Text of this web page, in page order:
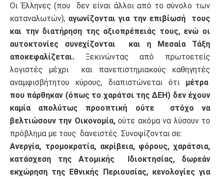
Οι Έλληνες (που δεν είναι άλλοι από το σύνολο των
καταναλωτών), αγωνίζονται για την επιβίωσή τους
και την διατήρηση της αξιοπρέπειάς τους, ενώ οι
αυτοκτονίες συνεχίζονται και η Μεσαία Τάξη
αποκεφαλίζεται. Ξεκινώντας από πρωτοετείς
λογιστές μέχρι και πανεπιστημιακούς καθηγητές
αναμφισβήτητου κύρους, διαπιστώνεται ότι μέτρα
που πάρθηκαν (όπως το χαράτσι της ΔΕΗ) δεν έχουν
καμία απολύτως προοπτική ούτε στόχο να
βελτιώσουν την Οικονομία,ούτε ακόμα να λύσουν το
πρόβλημα με τους δανειστές. Συνοψίζονται σε:
Ανεργία, τρομοκρατία, ακρίβεια, φόρους, χαράτσια,
κατάσχεση της Ατομικής Ιδιοκτησίας, δωρεάν
εκχώρηση της Εθνικής Περιουσίας, κενολογίες για